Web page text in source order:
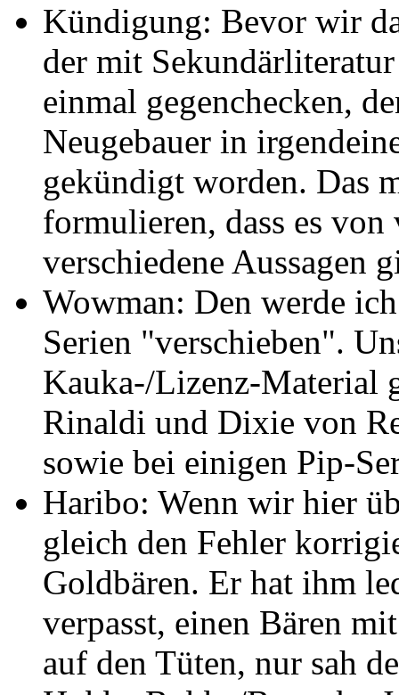
Kündigung: Bevor wir
der mit
einmal gegenchecken,
Neugebauer in
gekündigt worden. Das
formulieren, dass es von
verschiedene Aussagen
Wowman: Den werde
Serien "verschieben".
Kauka-/Lizenz-Material
Rinaldi und Dixie von
sowie bei einigen Pip-
Haribo: Wenn wir hier
gleich den Fehler
Goldbären. Er hat ihm
verpasst, einen Bären
auf den Tüten, nur sah